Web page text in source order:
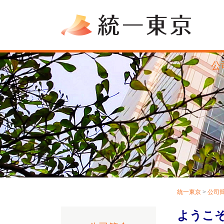
公
統一東京 > 公司
ようこ